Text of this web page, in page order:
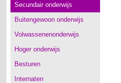
Secundair onderwijs
Buitengewoon onderwijs
Volwassenenonderwijs
Hoger onderwijs
Besturen
Internaten